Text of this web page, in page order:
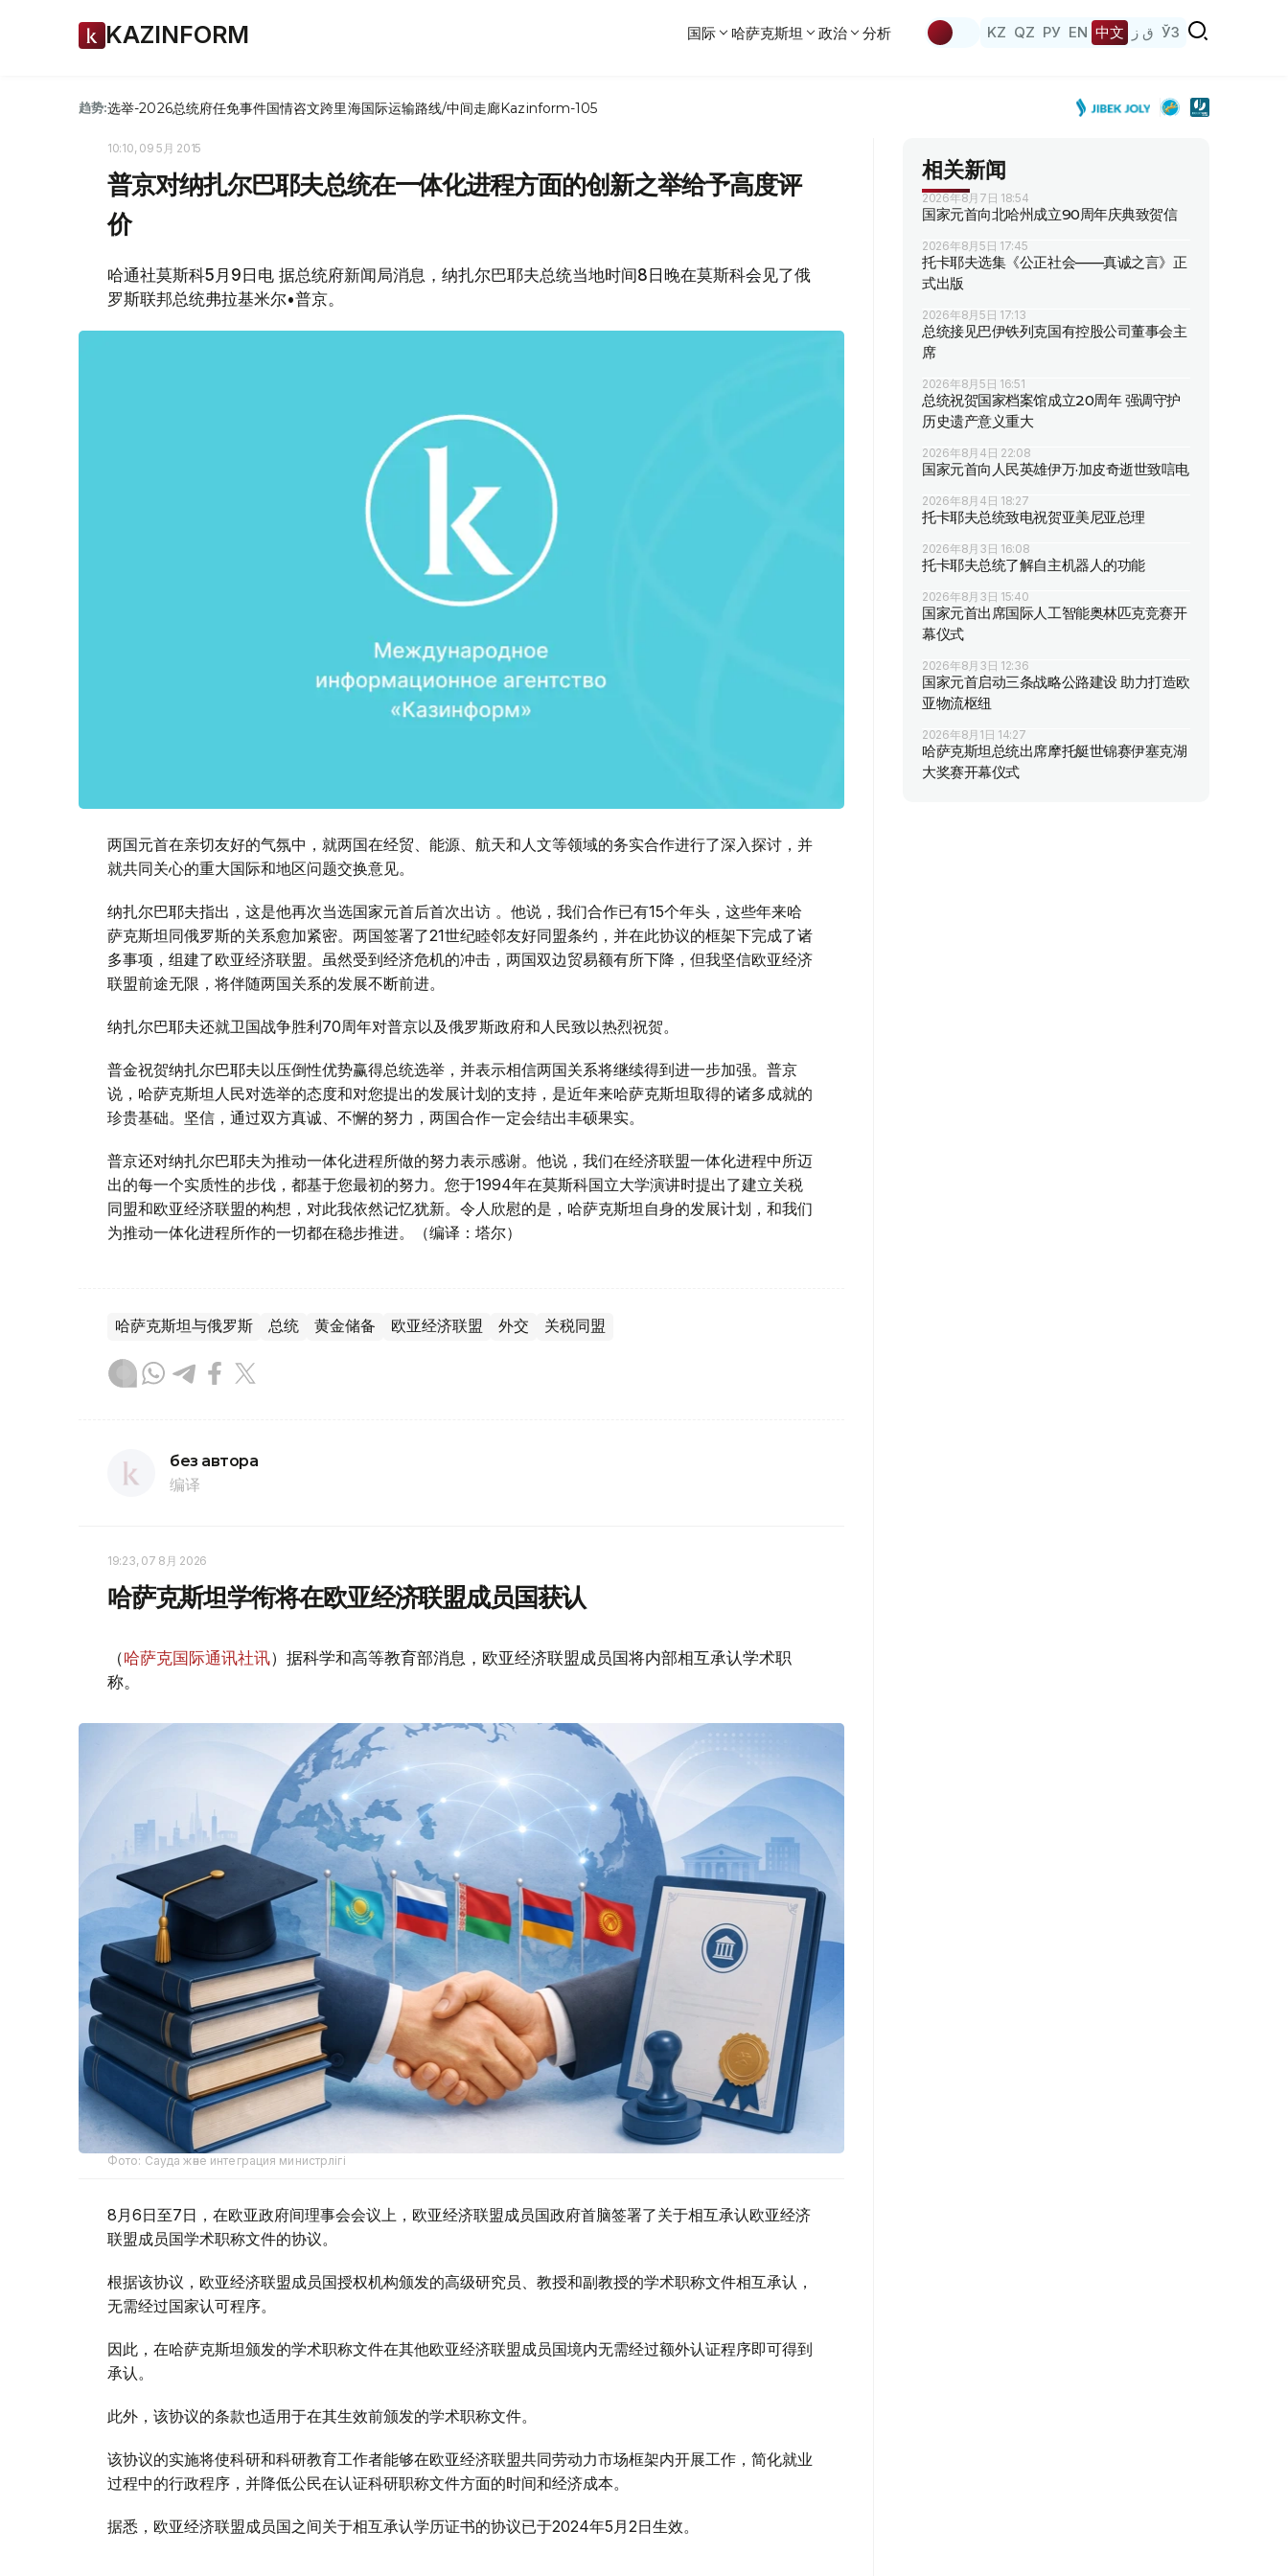
KAZINFORM 国际 哈萨克斯坦 政治 分析 KZ QZ РУ EN 中文 ق ز ЎЗ
趋势:选举-2026总统府任免事件国情咨文跨里海国际运输路线/中间走廊Kazinform-105
10:10, 09 5月 2015
普京对纳扎尔巴耶夫总统在一体化进程方面的创新之举给予高度评
价
哈通社莫斯科5月9日电 据总统府新闻局消息，纳扎尔巴耶夫总统当地时间8日晚在莫斯科会见了俄
罗斯联邦总统弗拉基米尔•普京。
两国元首在亲切友好的气氛中，就两国在经贸、能源、航天和人文等领域的务实合作进行了深入探讨，并
就共同关心的重大国际和地区问题交换意见。
纳扎尔巴耶夫指出，这是他再次当选国家元首后首次出访 。他说，我们合作已有15个年头，这些年来哈
萨克斯坦同俄罗斯的关系愈加紧密。两国签署了21世纪睦邻友好同盟条约，并在此协议的框架下完成了诸
多事项，组建了欧亚经济联盟。虽然受到经济危机的冲击，两国双边贸易额有所下降，但我坚信欧亚经济
联盟前途无限，将伴随两国关系的发展不断前进。
纳扎尔巴耶夫还就卫国战争胜利70周年对普京以及俄罗斯政府和人民致以热烈祝贺。
普金祝贺纳扎尔巴耶夫以压倒性优势赢得总统选举，并表示相信两国关系将继续得到进一步加强。普京
说，哈萨克斯坦人民对选举的态度和对您提出的发展计划的支持，是近年来哈萨克斯坦取得的诸多成就的
珍贵基础。坚信，通过双方真诚、不懈的努力，两国合作一定会结出丰硕果实。
普京还对纳扎尔巴耶夫为推动一体化进程所做的努力表示感谢。他说，我们在经济联盟一体化进程中所迈
出的每一个实质性的步伐，都基于您最初的努力。您于1994年在莫斯科国立大学演讲时提出了建立关税
同盟和欧亚经济联盟的构想，对此我依然记忆犹新。令人欣慰的是，哈萨克斯坦自身的发展计划，和我们
为推动一体化进程所作的一切都在稳步推进。（编译：塔尔）
哈萨克斯坦与俄罗斯 总统 黄金储备 欧亚经济联盟 外交 关税同盟
без автора
编译
19:23, 07 8月 2026
哈萨克斯坦学衔将在欧亚经济联盟成员国获认
（哈萨克国际通讯社讯）据科学和高等教育部消息，欧亚经济联盟成员国将内部相互承认学术职
称。
Фото: Сауда және интеграция министрлігі
8月6日至7日，在欧亚政府间理事会会议上，欧亚经济联盟成员国政府首脑签署了关于相互承认欧亚经济
联盟成员国学术职称文件的协议。
根据该协议，欧亚经济联盟成员国授权机构颁发的高级研究员、教授和副教授的学术职称文件相互承认，
无需经过国家认可程序。
因此，在哈萨克斯坦颁发的学术职称文件在其他欧亚经济联盟成员国境内无需经过额外认证程序即可得到
承认。
此外，该协议的条款也适用于在其生效前颁发的学术职称文件。
该协议的实施将使科研和科研教育工作者能够在欧亚经济联盟共同劳动力市场框架内开展工作，简化就业
过程中的行政程序，并降低公民在认证科研职称文件方面的时间和经济成本。
据悉，欧亚经济联盟成员国之间关于相互承认学历证书的协议已于2024年5月2日生效。
相关新闻
2026年8月7日 18:54
国家元首向北哈州成立90周年庆典致贺信
2026年8月5日 17:45
托卡耶夫选集《公正社会——真诚之言》正
式出版
2026年8月5日 17:13
总统接见巴伊铁列克国有控股公司董事会主
席
2026年8月5日 16:51
总统祝贺国家档案馆成立20周年 强调守护
历史遗产意义重大
2026年8月4日 22:08
国家元首向人民英雄伊万·加皮奇逝世致唁电
2026年8月4日 18:27
托卡耶夫总统致电祝贺亚美尼亚总理
2026年8月3日 16:08
托卡耶夫总统了解自主机器人的功能
2026年8月3日 15:40
国家元首出席国际人工智能奥林匹克竞赛开
幕仪式
2026年8月3日 12:36
国家元首启动三条战略公路建设 助力打造欧
亚物流枢纽
2026年8月1日 14:27
哈萨克斯坦总统出席摩托艇世锦赛伊塞克湖
大奖赛开幕仪式